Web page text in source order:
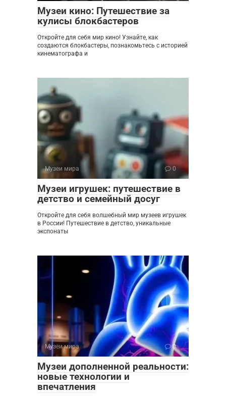
Музеи кино: Путешествие за
кулисы блокбастеров
Откройте для себя мир кино! Узнайте, как
создаются блокбастеры, познакомьтесь с историей
кинематографа и
Музеи мира 0
Музеи игрушек: путешествие в
детство и семейный досуг
Откройте для себя волшебный мир музеев игрушек
в России! Путешествие в детство, уникальные
экспонаты
Музеи мира 0
Музеи дополненной реальности:
новые технологии и
впечатления